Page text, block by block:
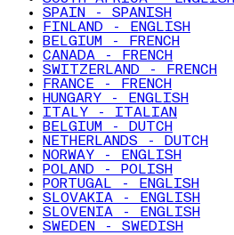
SPAIN - SPANISH
FINLAND - ENGLISH
BELGIUM - FRENCH
CANADA - FRENCH
SWITZERLAND - FRENCH
FRANCE - FRENCH
HUNGARY - ENGLISH
ITALY - ITALIAN
BELGIUM - DUTCH
NETHERLANDS - DUTCH
NORWAY - ENGLISH
POLAND - POLISH
PORTUGAL - ENGLISH
SLOVAKIA - ENGLISH
SLOVENIA - ENGLISH
SWEDEN - SWEDISH